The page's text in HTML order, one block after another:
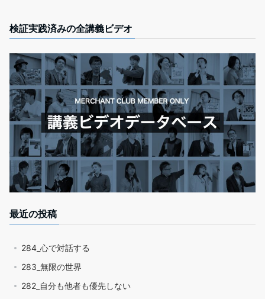
検証実践済みの全講義ビデオ
最近の投稿
284_心で対話する
283_無限の世界
282_自分も他者も優先しない